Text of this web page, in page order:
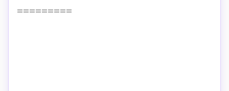
=========